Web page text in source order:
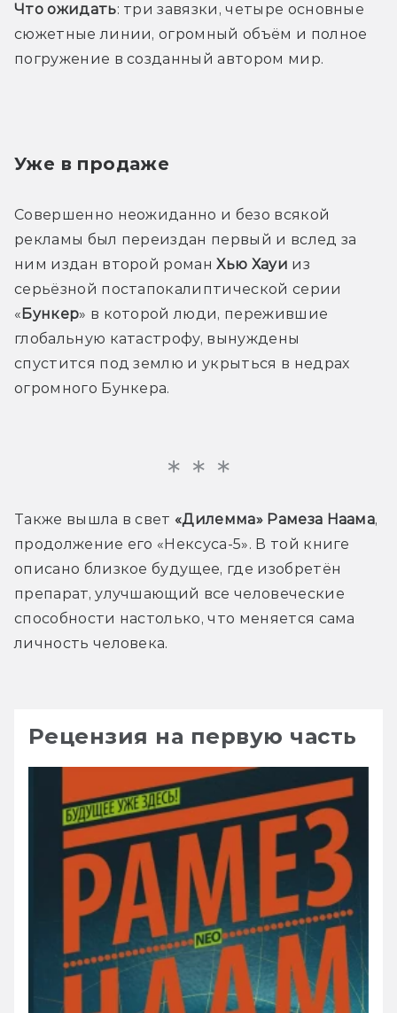
Что ожидать: три завязки, четыре основные
сюжетные линии, огромный объём и полное
погружение в созданный автором мир.
Уже в продаже
Совершенно неожиданно и безо всякой
рекламы был переиздан первый и вслед за
ним издан второй роман Хью Хауи из
серьёзной постапокалиптической серии
« Бункер» в которой люди, пережившие
глобальную катастрофу, вынуждены
спустится под землю и укрыться в недрах
огромного Бункера.
Также вышла в свет «Дилемма» Рамеза Наама,
продолжение его «Нексуса-5». В той книге
описано близкое будущее, где изобретён
препарат, улучшающий все человеческие
способности настолько, что меняется сама
личность человека.
Рецензия на первую часть